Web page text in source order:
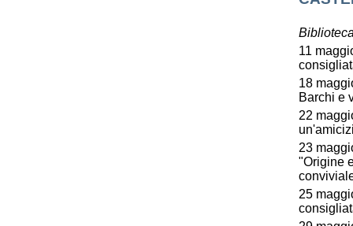
11
18
Barchi e
22
23
"Origine
25